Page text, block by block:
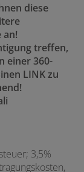
diese
an!
treffen,
einer 360-
LINK zu
3,5%